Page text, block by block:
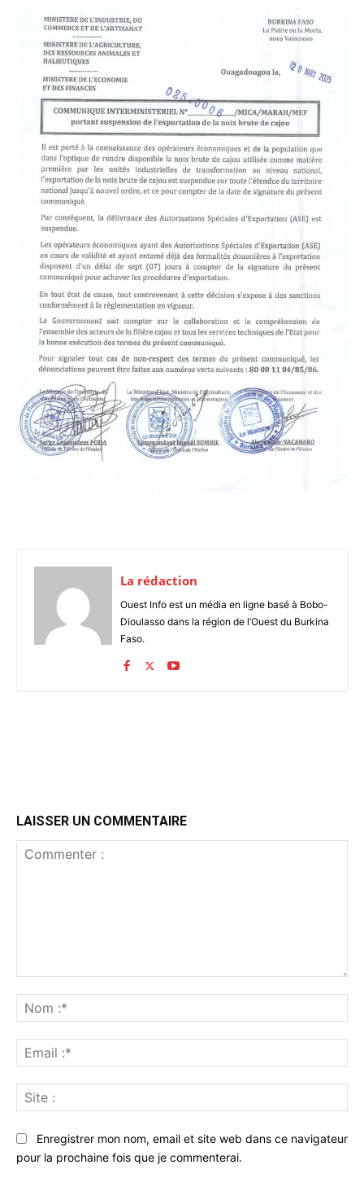
La rédaction
Ouest Info est un média en ligne basé à Bobo-
Dioulasso dans la région de l’Ouest du Burkina
Faso.
LAISSER UN COMMENTAIRE
:*
:*
:
Enregistrer mon nom, email et site web dans ce navigateur
pour la prochaine fois que je commenterai.